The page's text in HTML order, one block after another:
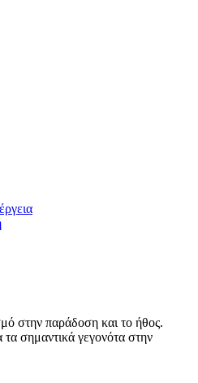
στην παράδοση και το ήθος.
σημαντικά γεγονότα στην